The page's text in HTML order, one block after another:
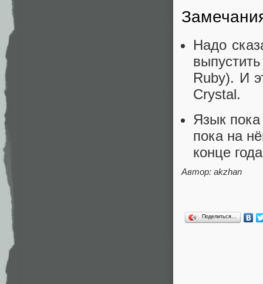
Надо
Ruby). И
Crystal.
Язык
пока на
конце
Автор: akzhan
Поделиться…